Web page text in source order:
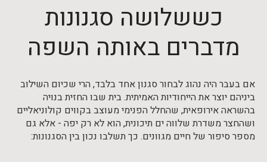
כששלושה סגנונות
מדברים באותה השפה
אם בעבר היה נהוג לבחור סגנון אחד בלבד, הרי שכיום השילוב
ביניהם יוצר את הייחודיות האמיתית. בית שבו החזית בנויה
בהשראה אירופאית, שהחלל הפנימי מעוצב בקווים קולוניאליים
ושהחצר משדרת שלווה ים תיכונית, הוא לא רק יפה - אלא גם
מספר סיפור של חיים מגוונים. כך תשלבו נכון בין הסגנונות: